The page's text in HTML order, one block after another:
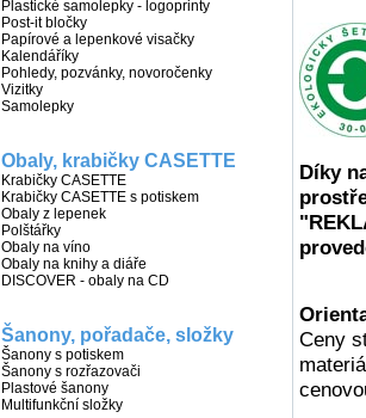
Plastické samolepky - logoprinty
Post-it bločky
Papírové a lepenkové visačky
Kalendáříky
Pohledy, pozvánky, novoročenky
Vizitky
Samolepky
Obaly, krabičky CASETTE
Krabičky CASETTE
Krabičky CASETTE s potiskem
Obaly z lepenek
Polštářky
Obaly na víno
Obaly na knihy a diáře
DISCOVER - obaly na CD
Šanony, pořadače, složky
Šanony s potiskem
Šanony s rozřazovači
Plastové šanony
Multifunkční složky
Díky
Ceny